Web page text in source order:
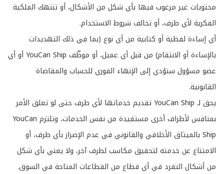
محتويات غير مرغوب فيها بأي شكل من الأشكال، أو تنتهك الملكية
الفكرية لأي طرف، أو تخالف شروط الاستخدام.
أي إساءة لفظية أو كتابية من أي نوع (بما في ذلك التهديدات
بالإساءة أو الانتقام) من قبل أي عميل، أو موظّف YouCan Ship أو أي
عضو مسؤول ستؤدي إلى الإنهاء الفوري للحساب والمقاضاة
القانونية.
يحق لـ YouCan Ship تقديم خدماتها لأي طرف حتى لو تعلق الأمر
بمنافس لأطراف أخرى مستفيدة من نفس الخدمات، وتلتزم YouCan
Ship بالميثاق الأخلاقي والقانوني في عدم الإضرار بأي طرف، أو
الامتناع عن خدمته لتحقيق مكاسب لطرف آخر، ولا يعني بأي شكل
من أشكال التفرد في أي قطاع من القطاعات المتاحة في السوق.